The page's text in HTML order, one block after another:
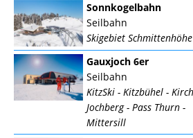
Sonnkogelbahn
Seilbahn
Skigebiet Schmittenhöhe
Gauxjoch 6er
Seilbahn
KitzSki - Kitzbühel -
Jochberg - Pass Thurn -
Mittersill